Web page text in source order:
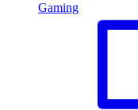
Gaming